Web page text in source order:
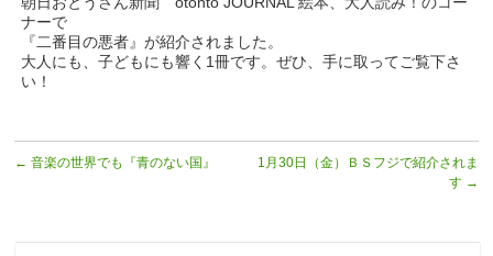
ナーで
『二番目の悪者』が紹介されました。
大人にも、子どもにも響く1冊です。ぜひ、手に取ってご覧下さ
い！
← 音楽の世界でも『青のない国』
1月30日（金）ＢＳフジで紹介されま
す →